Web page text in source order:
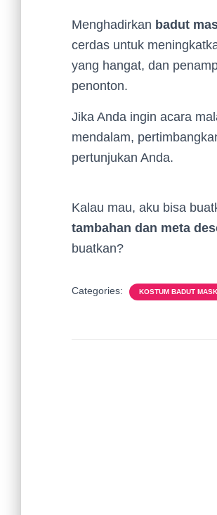
Menghadirkan badut
cerdas untuk
yang hangat, dan
penonton.
Jika Anda ingin acara
mendalam,
pertunjukan Anda.
Kalau mau, aku bisa
tambahan dan meta
buatkan?
Categories: KOSTUM BADUT